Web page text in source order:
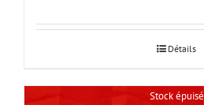
Détails
Stock épuisé